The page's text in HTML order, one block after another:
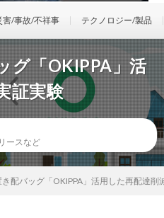
害/事故/不祥事 テクノロジー/製品
グ「OKIPPA」活
証実験
ースなど
配バッグ「OKIPPA」活用した再配達削